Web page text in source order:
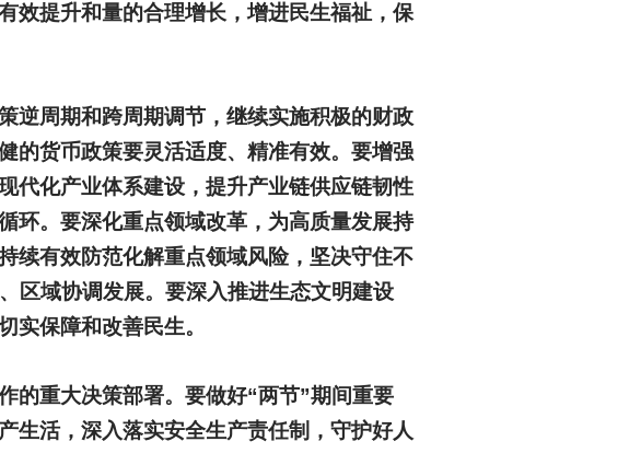
效提升和量的合理增长，增进民生福祉，保
逆周期和跨周期调节，继续实施积极的财政
的货币政策要灵活适度、精准有效。要增强
代化产业体系建设，提升产业链供应链韧性
环。要深化重点领域改革，为高质量发展持
续有效防范化解重点领域风险，坚决守住不
区域协调发展。要深入推进生态文明建设
实保障和改善民生。
的重大决策部署。要做好“两节”期间重要
生活，深入落实安全生产责任制，守护好人